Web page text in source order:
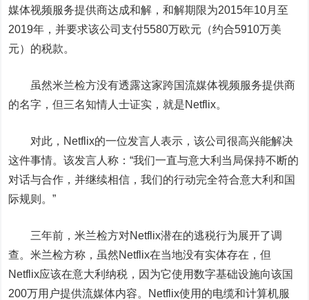
媒体视频服务提供商达成和解，和解期限为2015年10月至
2019年，并要求该公司支付5580万欧元（约合5910万美
元）的税款。
虽然米兰检方没有透露这家跨国流媒体视频服务提供商
的名字，但三名知情人士证实，就是Netflix。
对此，Netflix的一位发言人表示，该公司很高兴能解决
这件事情。该发言人称：“我们一直与意大利当局保持不断的
对话与合作，并继续相信，我们的行动完全符合意大利和国
际规则。”
三年前，米兰检方对Netflix潜在的逃税行为展开了调
查。米兰检方称，虽然Netflix在当地没有实体存在，但
Netflix应该在意大利纳税，因为它使用数字基础设施向该国
200万用户提供流媒体内容。Netflix使用的电缆和计算机服